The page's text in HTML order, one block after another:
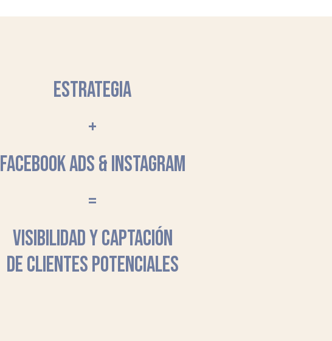
ESTRATEGIA
+
FACEBOOK ADS & INSTAGRAM
=
VISIBILIDAD Y CAPTACIÓN
DE CLIENTES POTENCIALES